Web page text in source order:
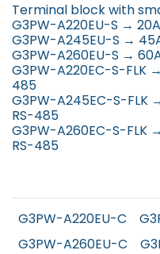
Terminal block with
G3PW-A220EU-S →
G3PW-A245EU-S →
G3PW-A260EU-S →
G3PW-A220EC-S-FLK
485
G3PW-A245EC-S-FLK
RS-485
G3PW-A260EC-S-FLK
RS-485
G3PW-A220EU-C
G3PW-A260EU-C